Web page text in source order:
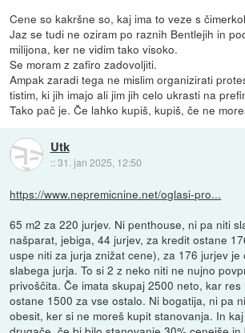
Cene so kakršne so, kaj ima to veze s
Jaz se tudi ne oziram po raznih Bentlejih in
milijona, ker ne vidim tako visoko.
Se moram z zafiro zadovoljiti.
Ampak zaradi tega ne mislim organizirati
tistim, ki jih imajo ali jim jih celo ukrasti na
Tako pač je. Če lahko kupiš, kupiš, če ne
Utk
::31. jan 2025, 12:50
https://www.nepremicnine.net/oglasi-pro...
65 m2 za 220 jurjev. Ni penthouse, ni pa niti
našparat, jebiga, 44 jurjev, za kredit ostane
uspe niti za jurja znižat cene), za 176 jurjev je
slabega jurja. To si 2 z neko niti ne nujno
privoščita. Če imata skupaj 2500 neto, kar res
ostane 1500 za vse ostalo. Ni bogatija, ni pa
obesit, ker si ne moreš kupit stanovanja. In